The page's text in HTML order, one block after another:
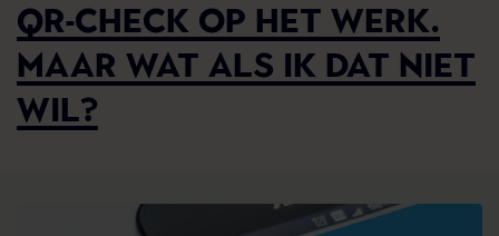
QR-CHECK OP HET WERK.
MAAR WAT ALS IK DAT NIET
WIL?